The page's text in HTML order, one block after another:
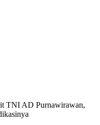
TNI AD Purnawirawan,